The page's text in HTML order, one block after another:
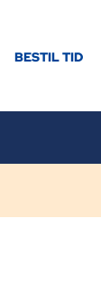
BESTIL TID